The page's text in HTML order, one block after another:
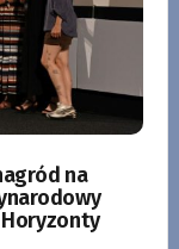
na
Horyzonty